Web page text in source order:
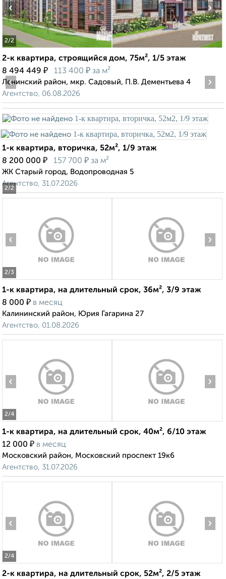
2/2
‹ ›
2-к квартира, строящийся дом, 75м², 1/5 этаж
8 494 449 ₽ 113 400 ₽ за м²
Ленинский район, мкр. Садовый, П.В. Дементьева 4
Агентство, 06.08.2026
2/2
‹ ›
1-к квартира, вторичка, 52м², 1/9 этаж
8 200 000 ₽ 157 700 ₽ за м²
ЖК Старый город, Водопроводная 5
Агентство, 31.07.2026
2/3
‹ ›
1-к квартира, на длительный срок, 36м², 3/9 этаж
8 000 ₽ в месяц
Калининский район, Юрия Гагарина 27
Агентство, 01.08.2026
2/4
‹ ›
1-к квартира, на длительный срок, 40м², 6/10 этаж
12 000 ₽ в месяц
Московский район, Московский проспект 19к6
Агентство, 31.07.2026
2/4
‹ ›
2-к квартира, на длительный срок, 52м², 2/5 этаж